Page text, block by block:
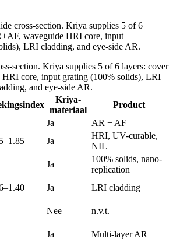
cross-section. Kriya supplies 5 of 6
waveguide HRI core, input
LRI cladding, and eye-side AR.
section. Kriya supplies 5 of 6 layers: cover
core, input grating (100% solids), LRI
and eye-side AR.
Kriya-
materiaal
Product
Ja
AR + AF
Ja
HRI, UV-curable,
NIL
Ja
100% solids, nano-
replication
Ja
LRI cladding
Nee
n.v.t.
Ja Multi-layer AR